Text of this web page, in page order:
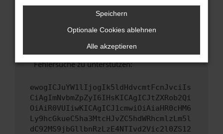
Wende dich an den Webseitenbetreiber.
Wenn du alle oben genannten Schritte versucht
hast, kontaktiere uns bitte. Wir werden
versuchen, das Problem zu beheben. Du kannst
uns diesen Text schicken, um uns bei der
Fehlersuche zu unterstützen:
ewogICJuYW1lIjogIk5ldHdvcmtFcnJvciIs
CiAgImNvbmZpZyI6IHsKICAgICJtZXRob2Qi
OiAiR0VUIiwKICAgICJ1cmwiOiAiaHR0cHM6
Ly9hcGkueC5ha3MtcHJvZC5hdWRhcmlzLm5l
dC92MS9jbGllbnRzLzE4NTIvd2Vic2l0ZS12
Speichern
Optionale Cookies ablehnen
Alle akzeptieren